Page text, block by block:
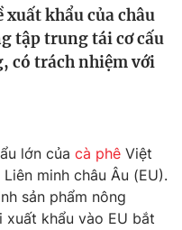
khẩu của châu
tập trung tái cơ cấu
có trách nhiệm với
lớn của cà phê Việt
minh châu Âu (EU).
sản phẩm nông
khẩu vào EU bắt